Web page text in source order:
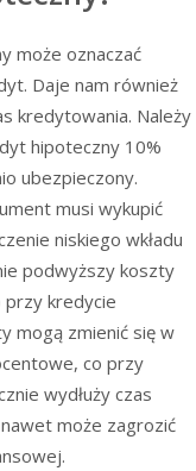
może oznaczać
Daje nam również
kredytowania. Należy
hipoteczny 10%
ubezpieczony.
musi wykupić
niskiego wkładu
podwyższy koszty
kredycie
mogą zmienić się w
co przy
wydłuży czas
może zagrozić